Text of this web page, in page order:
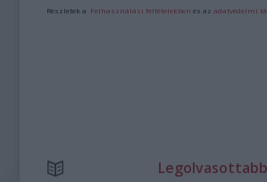
Részletek a Felhasználási feltételekben és azadatvédelmi
Legolvasottabb